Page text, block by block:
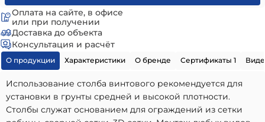
Оплата на сайте, в офисе
или при получении
Доставка до объекта
Консультация и расчёт
О продукции Характеристики О бренде Сертификаты 1
Использование столба винтового рекомендуется для
установки в грунты средней и высокой плотности.
Столбы служат основанием для ограждений из сетки